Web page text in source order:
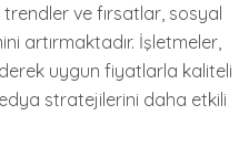
ve fırsatlar, sosyal
artırmaktadır. İşletmeler,
uygun fiyatlarla kaliteli
stratejilerini daha etkili